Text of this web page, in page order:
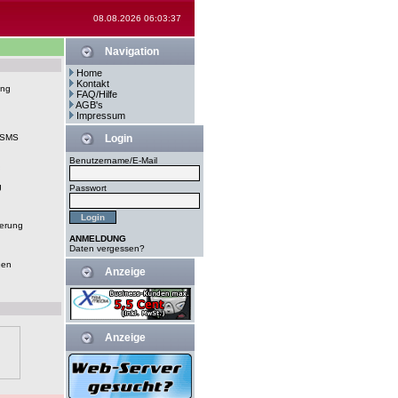
08.08.2026 06:03:37
Navigation
Home
Kontakt
FAQ/Hilfe
AGB's
Impressum
Login
Benutzername/E-Mail
Passwort
ANMELDUNG
Daten vergessen?
Anzeige
Anzeige